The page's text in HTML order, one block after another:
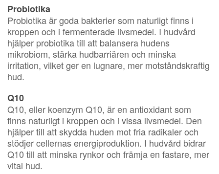
Probiotika
Probiotika är goda bakterier som naturligt finns i
kroppen och i fermenterade livsmedel. I hudvård
hjälper probiotika till att balansera hudens
mikrobiom, stärka hudbarriären och minska
irritation, vilket ger en lugnare, mer motståndskraftig
hud.
Q10
Q10, eller koenzym Q10, är en antioxidant som
finns naturligt i kroppen och i vissa livsmedel. Den
hjälper till att skydda huden mot fria radikaler och
stödjer cellernas energiproduktion. I hudvård bidrar
Q10 till att minska rynkor och främja en fastare, mer
vital hud.